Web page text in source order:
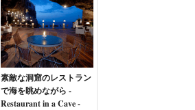
素敵な洞窟のレストラン
で海を眺めながら -
Restaurant in a Cave -